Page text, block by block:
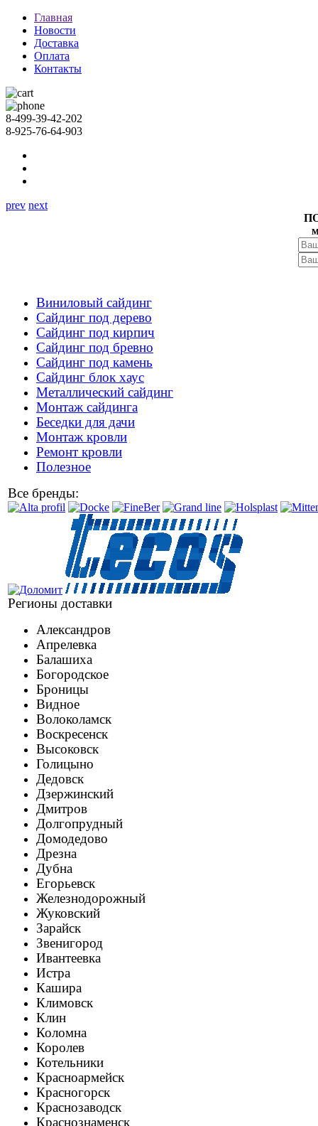
Главная
Новости
Доставка
Оплата
Контакты
8-499-39-42-202
8-925-76-64-903
prev next
Виниловый сайдинг
Сайдинг под дерево
Сайдинг под кирпич
Сайдинг под бревно
Сайдинг под камень
Cайдинг блок хаус
Металлический сайдинг
Монтаж сайдинга
Беседки для дачи
Монтаж кровли
Ремонт кровли
Полезное
Все бренды:
Регионы доставки
Александров
Апрелевка
Балашиха
Богородское
Броницы
Видное
Волоколамск
Воскресенск
Высоковск
Голицыно
Дедовск
Дзержинский
Дмитров
Долгопрудный
Домодедово
Дрезна
Дубна
Егорьевск
Железнодорожный
Жуковский
Зарайск
Звенигород
Ивантеевка
Истра
Кашира
Климовск
Клин
Коломна
Королев
Котельники
Красноармейск
Красногорск
Краснозаводск
Краснознаменск